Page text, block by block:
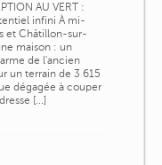
AU VERT :
infini À mi-
et Châtillon-sur-
maison : un
de l'ancien
un terrain de 3 615
dégagée à couper
[...]